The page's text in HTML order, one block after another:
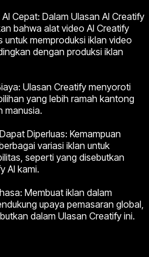
Cepat: Dalam Ulasan AI Creatify
bahwa alat video AI Creatify
untuk memproduksi iklan video
dengan produksi iklan
Ulasan Creatify menyoroti
yang lebih ramah kantong
manusia.
Diperluas: Kemampuan
variasi iklan untuk
seperti yang disebutkan
AI kami.
Membuat iklan dalam
upaya pemasaran global,
dalam Ulasan Creatify ini.